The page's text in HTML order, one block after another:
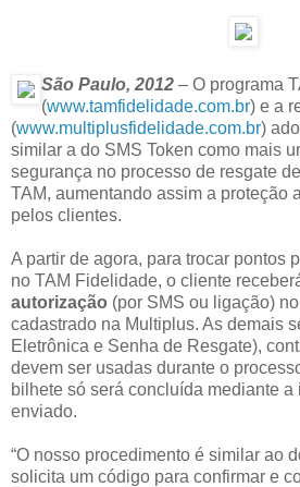
São Paulo, 2012 – O programa
(www.tamfidelidade.com.br) e a
(www.multiplusfidelidade.com.br)
similar a do SMS Token como mais
segurança no processo de resgate
TAM, aumentando assim a proteção
pelos clientes.
A partir de agora, para trocar pontos
no TAM Fidelidade, o cliente
autorização (por SMS ou ligação)
cadastrado na Multiplus. As demais
Eletrônica e Senha de Resgate),
devem ser usadas durante o
bilhete só será concluída mediante
enviado.
“O nosso procedimento é similar ao
solicita um código para confirmar e